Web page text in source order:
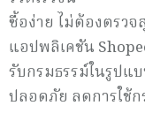
ซื้อง่าย ไม่ต้องตรว
แอปพลิเคชัน
รับกรมธรรม์ในรูปแ
ปลอดภัย ลดการใช้ก